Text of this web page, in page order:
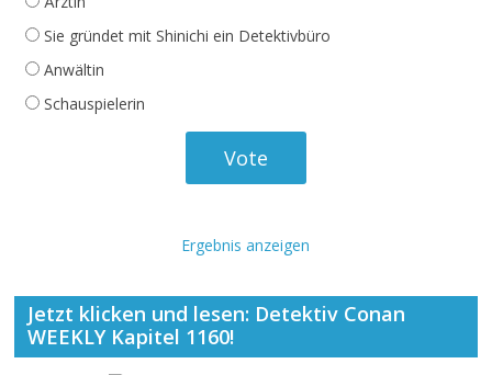
Sie gründet mit Shinichi ein Detektivbüro
Anwältin
Schauspielerin
Ergebnis anzeigen
Jetzt klicken und lesen: Detektiv Conan
WEEKLY Kapitel 1160!